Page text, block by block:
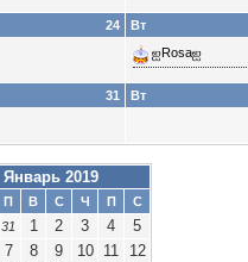
24
Вт
ஐRosaஐ
31 Вт
Январь 2019
П В С Ч П
С
31 1 2 3 4 5
7 8 9 10 11 12